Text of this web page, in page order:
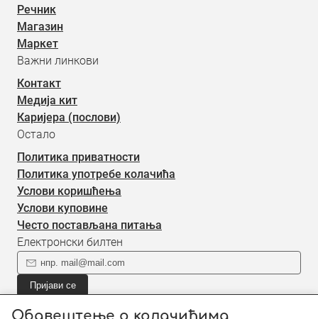
Речник
Магазин
Маркет
Важни линкови
Контакт
Медија кит
Каријера (послови)
Остало
Политика приватности
Политика употребе колачића
Услови коришћења
Услови куповине
Често постављана питања
Електронски билтен
Пријави се